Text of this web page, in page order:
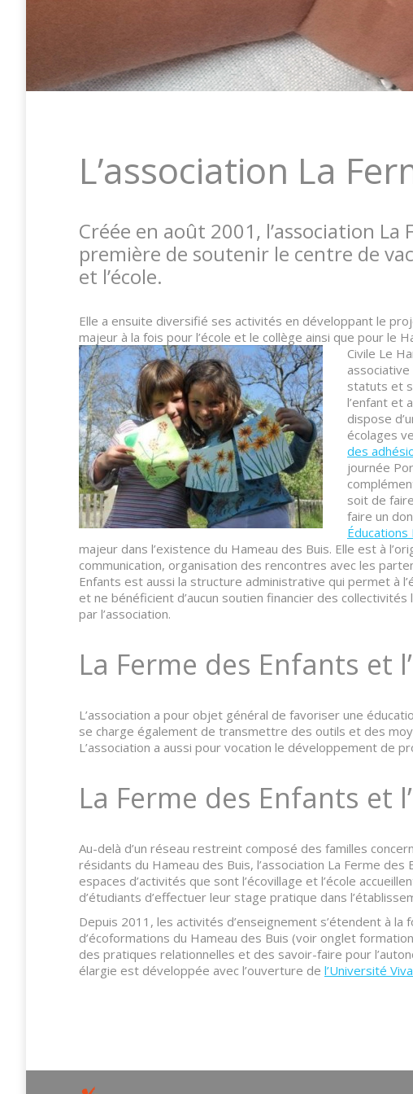
L’association La
Créée en août 2001, l’association
première de soutenir le centre de
et l’école.
Elle a ensuite diversifié ses activités en développant le
majeur à la fois pour l’école et le collège ainsi que pour le
Civile Le
statuts et
l’enfant et
dispose
écolages
des
journée
soit de
faire un
Éducations
majeur dans l’existence du Hameau des Buis. Elle est à
communication, organisation des rencontres avec les
Enfants est aussi la structure administrative qui permet à
et ne bénéficient d’aucun soutien financier des
par l’association.
La Ferme des Enfants et
L’association a pour objet général de favoriser une
se charge également de transmettre des outils et des
L’association a aussi pour vocation le développement de
La Ferme des Enfants et
Au-delà d’un réseau restreint composé des familles
résidants du Hameau des Buis, l’association La Ferme des
espaces d’activités que sont l’écovillage et l’école
d’étudiants d’effectuer leur stage pratique dans
Depuis 2011, les activités d’enseignement s’étendent à
d’écoformations du Hameau des Buis (voir onglet
des pratiques relationnelles et des savoir-faire pour
élargie est développée avec l’ouverture de l’Université